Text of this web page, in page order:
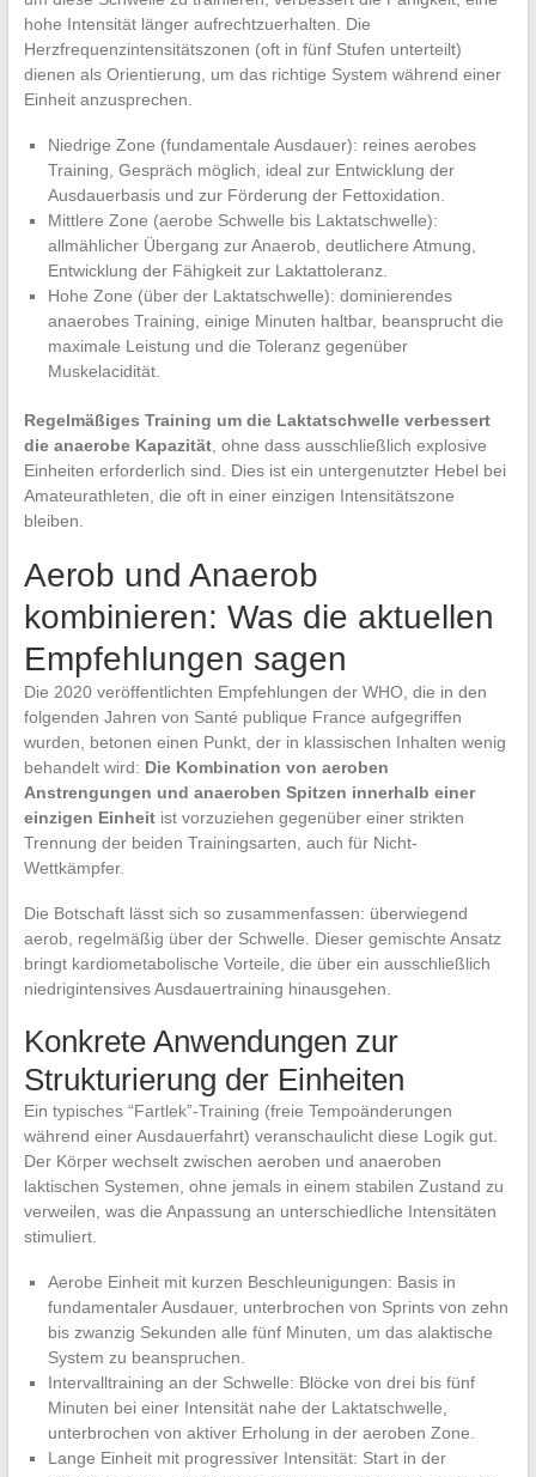
hohe Intensität länger aufrechtzuerhalten. Die
Herzfrequenzintensitätszonen (oft in fünf Stufen unterteilt)
dienen als Orientierung, um das richtige System während einer
Einheit anzusprechen.
Niedrige Zone (fundamentale Ausdauer): reines aerobes
Training, Gespräch möglich, ideal zur Entwicklung der
Ausdauerbasis und zur Förderung der Fettoxidation.
Mittlere Zone (aerobe Schwelle bis Laktatschwelle):
allmählicher Übergang zur Anaerob, deutlichere Atmung,
Entwicklung der Fähigkeit zur Laktattoleranz.
Hohe Zone (über der Laktatschwelle): dominierendes
anaerobes Training, einige Minuten haltbar, beansprucht die
maximale Leistung und die Toleranz gegenüber
Muskelacidität.
Regelmäßiges Training um die Laktatschwelle verbessert
die anaerobe Kapazität, ohne dass ausschließlich explosive
Einheiten erforderlich sind. Dies ist ein untergenutzter Hebel bei
Amateurathleten, die oft in einer einzigen Intensitätszone
bleiben.
Aerob und Anaerob
kombinieren: Was die aktuellen
Empfehlungen sagen
Die 2020 veröffentlichten Empfehlungen der WHO, die in den
folgenden Jahren von Santé publique France aufgegriffen
wurden, betonen einen Punkt, der in klassischen Inhalten wenig
behandelt wird: Die Kombination von aeroben
Anstrengungen und anaeroben Spitzen innerhalb einer
einzigen Einheitist vorzuziehen gegenüber einer strikten
Trennung der beiden Trainingsarten, auch für Nicht-
Wettkämpfer.
Die Botschaft lässt sich so zusammenfassen: überwiegend
aerob, regelmäßig über der Schwelle. Dieser gemischte Ansatz
bringt kardiometabolische Vorteile, die über ein ausschließlich
niedrigintensives Ausdauertraining hinausgehen.
Konkrete Anwendungen zur
Strukturierung der Einheiten
Ein typisches “Fartlek”-Training (freie Tempoänderungen
während einer Ausdauerfahrt) veranschaulicht diese Logik gut.
Der Körper wechselt zwischen aeroben und anaeroben
laktischen Systemen, ohne jemals in einem stabilen Zustand zu
verweilen, was die Anpassung an unterschiedliche Intensitäten
stimuliert.
Aerobe Einheit mit kurzen Beschleunigungen: Basis in
fundamentaler Ausdauer, unterbrochen von Sprints von zehn
bis zwanzig Sekunden alle fünf Minuten, um das alaktische
System zu beanspruchen.
Intervalltraining an der Schwelle: Blöcke von drei bis fünf
Minuten bei einer Intensität nahe der Laktatschwelle,
unterbrochen von aktiver Erholung in der aeroben Zone.
Lange Einheit mit progressiver Intensität: Start in der